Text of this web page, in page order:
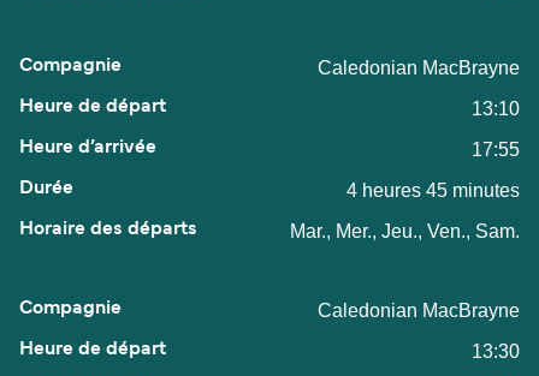
Caledonian MacBrayne
13:10
17:55
4 heures 45 minutes
Mar., Mer., Jeu., Ven., Sam.
Caledonian MacBrayne
13:30